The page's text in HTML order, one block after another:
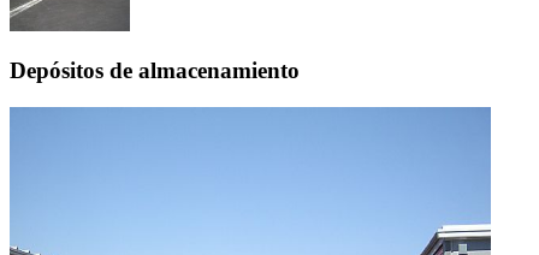
Depósitos de almacenamiento